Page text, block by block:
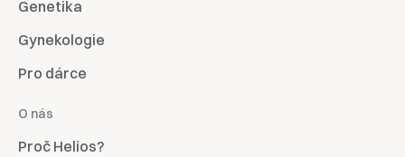
Genetika
Gynekologie
Pro dárce
O nás
Proč Helios?